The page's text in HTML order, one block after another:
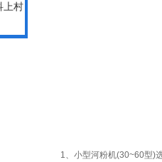
上村
1、小型河粉机(30~60型)选